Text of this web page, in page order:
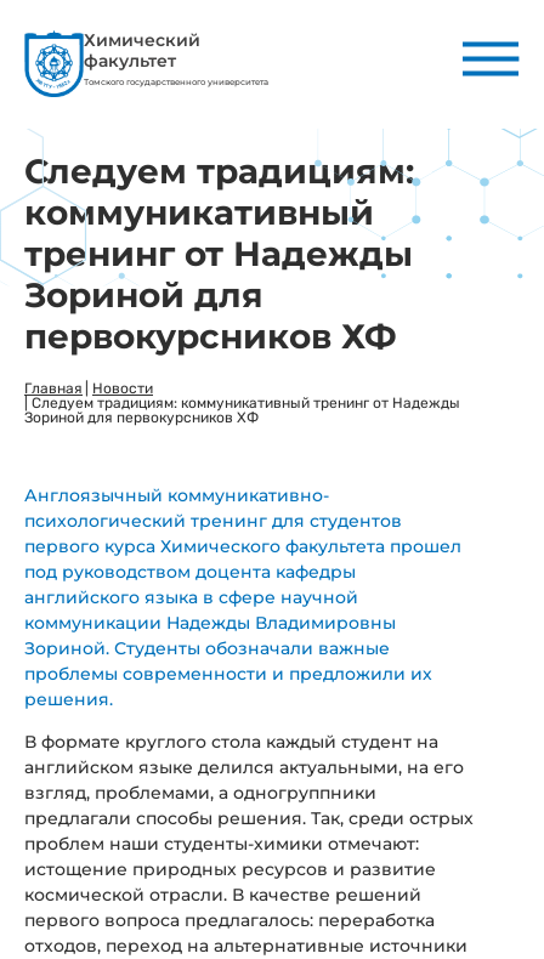
Химический
факультет
Томского государственного университета
Следуем традициям:
коммуникативный
тренинг от Надежды
Зориной для
первокурсников ХФ
Главная
Новости
Следуем традициям: коммуникативный тренинг от Надежды
Зориной для первокурсников ХФ
Англоязычный коммуникативно-
психологический тренинг для студентов
первого курса Химического факультета прошел
под руководством доцента кафедры
английского языка в сфере научной
коммуникации Надежды Владимировны
Зориной. Студенты обозначали важные
проблемы современности и предложили их
решения.
В формате круглого стола каждый студент на
английском языке делился актуальными, на его
взгляд, проблемами, а одногруппники
предлагали способы решения. Так, среди острых
проблем наши студенты-химики отмечают:
истощение природных ресурсов и развитие
космической отрасли. В качестве решений
первого вопроса предлагалось: переработка
отходов, переход на альтернативные источники